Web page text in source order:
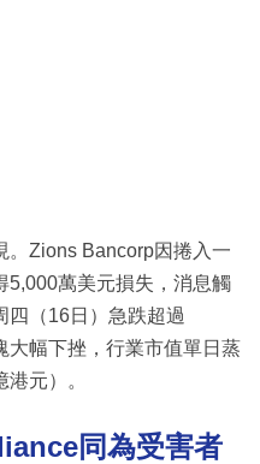
。Zions Bancorp因捲入一
5,000萬美元損失，消息觸
四（16日）急跌超過
大幅下挫，行業市值單日蒸
元）。
同為受害者